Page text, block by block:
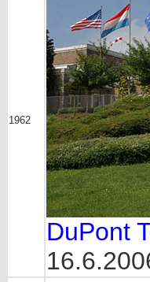
1962
DuPont